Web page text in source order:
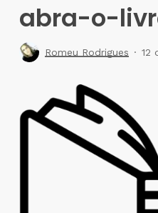
abra-o-
Romeu Rodrigues 12